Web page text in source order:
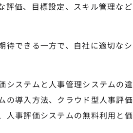
評価、目標設定、スキル管理など
待できる一方で、自社に適切なシ
システムと人事管理システムの違
の導入方法、クラウド型人事評価
人事評価システムの無料利用と価